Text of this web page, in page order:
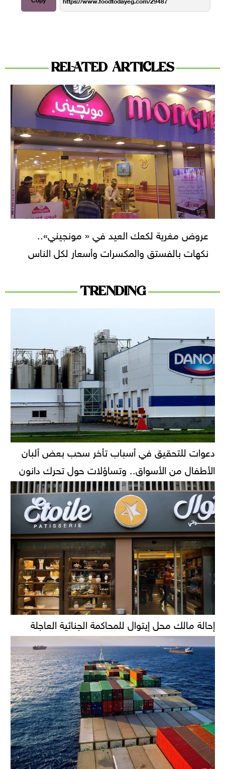
RELATED ARTICLES
عروض مغرية لكعك العيد في « مونجيني»..
نكهات بالفستق والمكسرات وأسعار لكل الناس
TRENDING
دعوات للتحقيق في أسباب تأخر سحب بعض ألبان
الأطفال من الأسواق.. وتساؤلات حول تحرك دانون
إحالة مالك محل إيتوال للمحاكمة الجنائية العاجلة